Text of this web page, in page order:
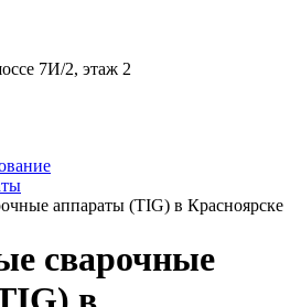
7И/2, этаж 2
аппараты (TIG) в Красноярске
сварочные